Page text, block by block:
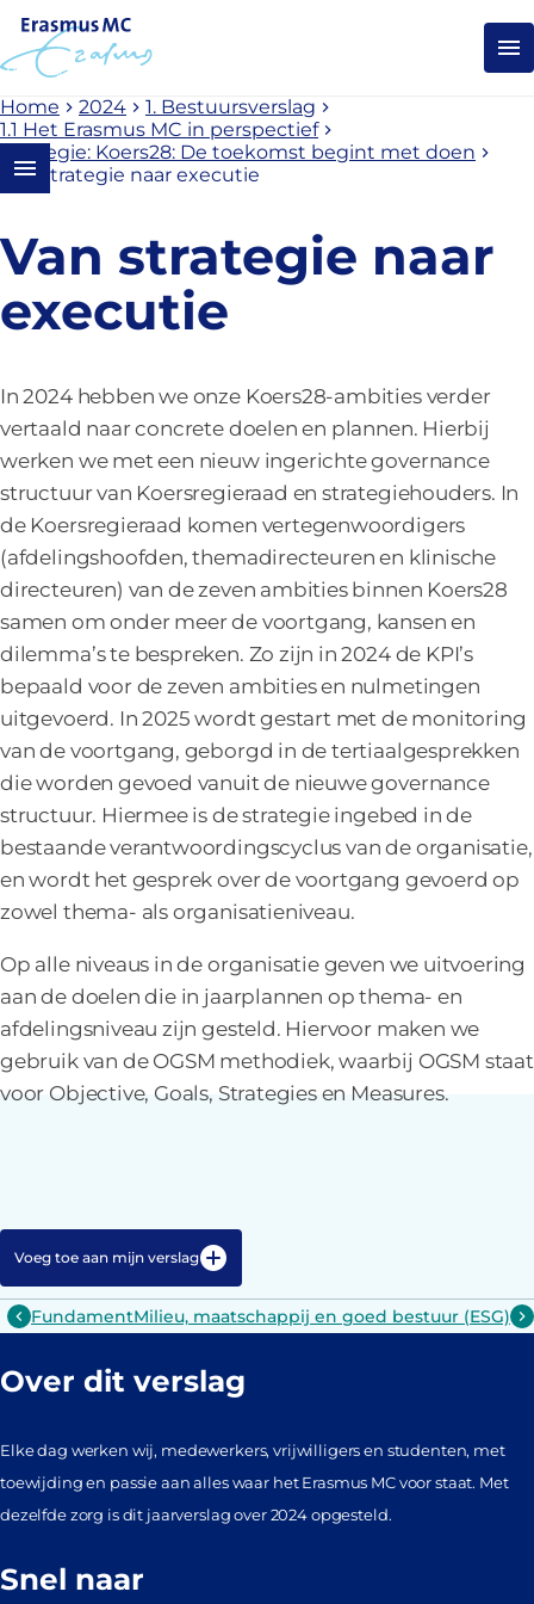
Back to homepage
Home 2024
1. Bestuursverslag
1.1 Het Erasmus MC in perspectief
Strategie: Koers28: De toekomst begint met doen
Van strategie naar executie
Van strategie naar
executie
In 2024 hebben we onze Koers28-ambities verder
vertaald naar concrete doelen en plannen. Hierbij
werken we met een nieuw ingerichte governance
structuur van Koersregieraad en strategiehouders. In
de Koersregieraad komen vertegenwoordigers
(afdelingshoofden, themadirecteuren en klinische
directeuren) van de zeven ambities binnen Koers28
samen om onder meer de voortgang, kansen en
dilemma’s te bespreken. Zo zijn in 2024 de KPI’s
bepaald voor de zeven ambities en nulmetingen
uitgevoerd. In 2025 wordt gestart met de monitoring
van de voortgang, geborgd in de tertiaalgesprekken
die worden gevoed vanuit de nieuwe governance
structuur. Hiermee is de strategie ingebed in de
bestaande verantwoordingscyclus van de organisatie,
en wordt het gesprek over de voortgang gevoerd op
zowel thema- als organisatieniveau.
Op alle niveaus in de organisatie geven we uitvoering
aan de doelen die in jaarplannen op thema- en
afdelingsniveau zijn gesteld. Hiervoor maken we
gebruik van de OGSM methodiek, waarbij OGSM staat
voor Objective, Goals, Strategies en Measures.
Voeg toe aan mijn verslag
Open content navigation
Milieu, maatschappij en goed bestuur (ESG)
Fundament
Over dit verslag
Elke dag werken wij, medewerkers, vrijwilligers en studenten, met
toewijding en passie aan alles waar het Erasmus MC voor staat. Met
dezelfde zorg is dit jaarverslag over 2024 opgesteld.
Snel naar